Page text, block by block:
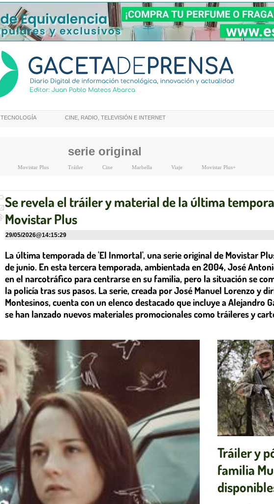
TECNOLOGÍA CINE, RADIO, TELEVISIÓN E INTERNET
serie original
Movistar Plus Tráiler Cine Marbella Viaje Movistar Plus+
Se revela el tráiler y material de la última
Movistar Plus
29/05/2026@14:15:29
La última temporada de 'El Inmortal', una serie original de Movistar
de junio. En esta tercera temporada, ambientada en 2004, José
en el narcotráfico para centrarse en su familia, pero la situación se
la policía tras sus pasos. La serie, creada por José Manuel Lorenzo y
Montesinos, cuenta con un elenco destacado que incluye a Alejandro
se han lanzado nuevos materiales promocionales como tráileres y
Tráiler y
familia